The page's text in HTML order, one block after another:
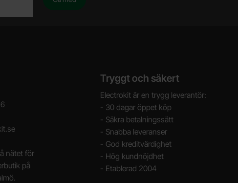
nätet för
på
Tryggt och säkert
Electrokit är en trygg leverantör:
- 30 dagar öppet köp
- Säkra betalningssätt
- Snabba leveranser
- God kreditvärdighet
- Hög kundnöjdhet
- Etablerad 2004